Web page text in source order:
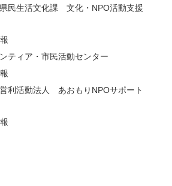
民生活文化課 文化・NPO活動支援
ティア・市民活動センター
利活動法人 あおもりNPOサポート